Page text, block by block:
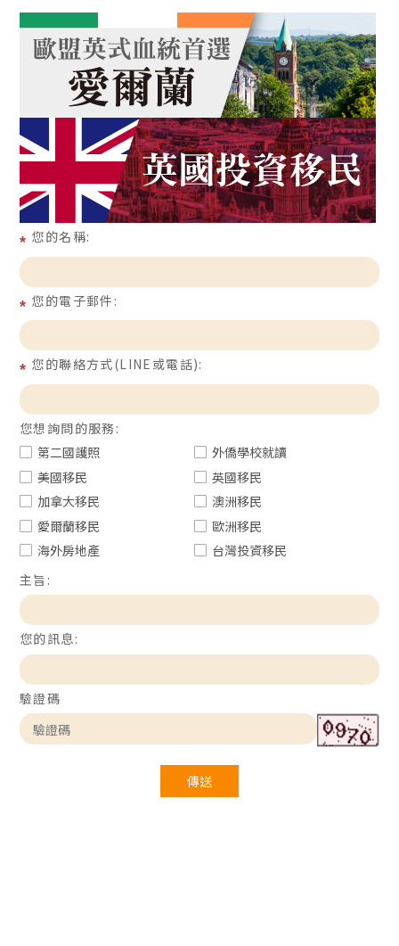
您的名稱:
您的電子郵件:
您的聯絡方式(LINE或電話):
您想詢問的服務:
第二國護照
外僑學校就讀
美國移民
英國移民
加拿大移民
澳洲移民
愛爾蘭移民
歐洲移民
海外房地產
台灣投資移民
主旨:
您的訊息:
驗證碼
傳送